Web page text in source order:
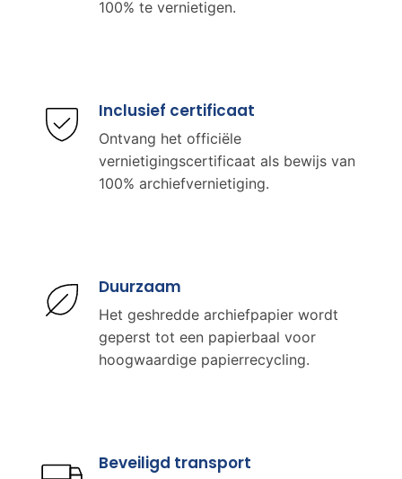
100% te vernietigen.
Inclusief certificaat
Ontvang het officiële
vernietigingscertificaat als bewijs van
100% archiefvernietiging.
Duurzaam
Het geshredde archiefpapier wordt
geperst tot een papierbaal voor
hoogwaardige papierrecycling.
Beveiligd transport